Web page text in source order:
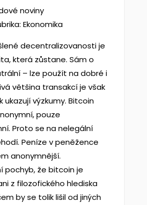
noviny
Ekonomika
decentralizovanosti je
která zůstane. Sám o
– lze použít na dobré i
většina transakcí je však
ukazují výzkumy. Bitcoin
pouze
Proto se na nelegální
Peníze v peněžence
anonymnější.
pochyb, že bitcoin je
z filozofického hlediska
by se tolik lišil od jiných